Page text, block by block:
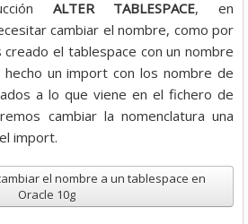
ALTER TABLESPACE, en
cambiar el nombre, como por
el tablespace con un nombre
un import con los nombre de
a lo que viene en el fichero de
cambiar la nomenclatura una
import.
el nombre a un tablespace en
Oracle 10g